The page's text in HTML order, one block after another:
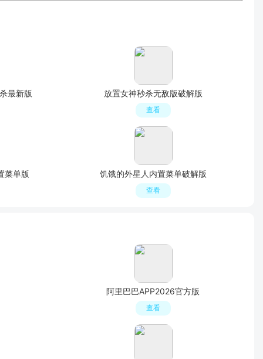
最新版 放置女神秒杀无敌版破解版
查看
菜单版 饥饿的外星人内置菜单破解版
查看
阿里巴巴APP2026官方版
查看